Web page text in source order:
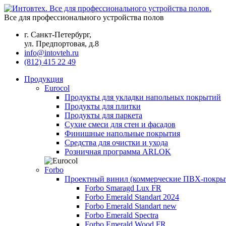
Все для профессионального устройства полов
г. Санкт-Петербург,
ул. Предпортовая, д.8
info@intovteh.ru
(812) 415 22 49
Продукция
Eurocol
Продукты для укладки напольных покрытий
Продукты для плитки
Продукты для паркета
Сухие смеси для стен и фасадов
Финишные напольные покрытия
Средства для очистки и ухода
Розничная программа ARLOK
Forbo
Проектный винил (коммерческие ПВХ-
Forbo Smaragd Lux FR
Forbo Emerald Standart 2024
Forbo Emerald Standart new
Forbo Emerald Spectra
Forbo Emerald Wood FR